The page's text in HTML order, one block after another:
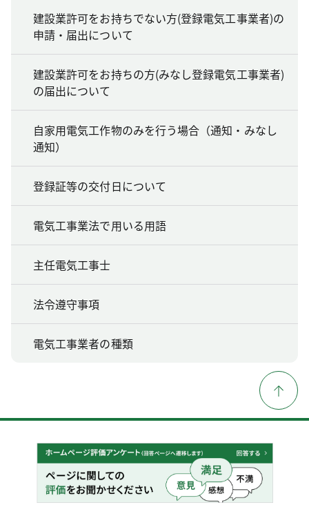
建設業許可をお持ちでない方(登録電気工事業者)の
申請・届出について
建設業許可をお持ちの方(みなし登録電気工事業者)
の届出について
自家用電気工作物のみを行う場合（通知・みなし
通知）
登録証等の交付日について
電気工事業法で用いる用語
主任電気工事士
法令遵守事項
電気工事業者の種類